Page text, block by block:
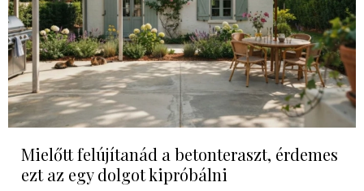
Mielőtt felújítanád a betonteraszt, érdemes
ezt az egy dolgot kipróbálni